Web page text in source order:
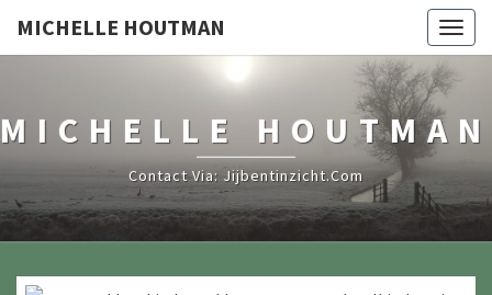
MICHELLE HOUTMAN
MICHELLE HOUTMAN
Contact Via: Jijbentinzicht.com